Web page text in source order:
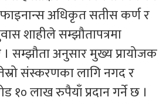
अधिकृत सतीस कर्ण र
शाहीले सम्झौतापत्रमा
। सम्झौता अनुसार मुख्य प्रायोजक
संस्करणका लागि नगद र
१० लाख रुपैयाँ प्रदान गर्ने छ ।